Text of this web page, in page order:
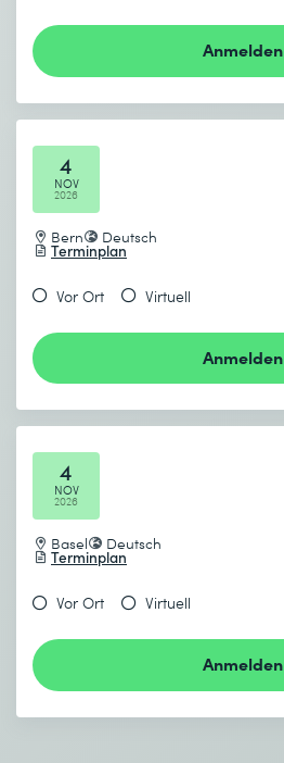
Anmelden
4
NOV
2026
Bern Deutsch
Terminplan
Vor Ort Virtuell
Anmelden
4
NOV
2026
Basel Deutsch
Terminplan
Vor Ort Virtuell
Anmelden